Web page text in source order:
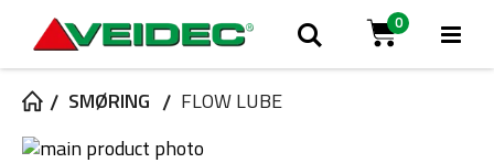
Cart
0
SMØRING
FLOW LUBE
Gå